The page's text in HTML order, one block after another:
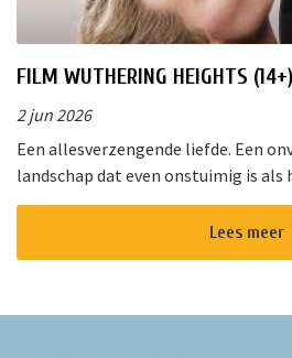
FILM WUTHERING HEIGHTS (14+)
2 jun 2026
Een allesverzengende liefde. Een
landschap dat even onstuimig is als
gedurfde en originele verfilming
Lees meer